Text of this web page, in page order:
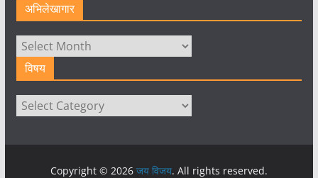
अभिलेखागार
अभिलेखागार
विषय
विषय
Copyright © 2026 जय विजय. All rights reserved.